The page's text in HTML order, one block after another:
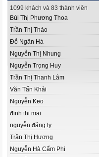
1099 khách và 83 thành viên
Bùi Thị Phương Thoa
Trần Thị Thảo
Đỗ Ngân Hà
Nguyễn Thị Nhung
Nguyễn Trọng Huy
Trần Thị Thanh Lâm
Văn Tấn Khải
Nguyễn Keo
đinh thị mai
nguyễn đăng ly
Trần Thị Hương
Nguyễn Hà Cẩm Phi